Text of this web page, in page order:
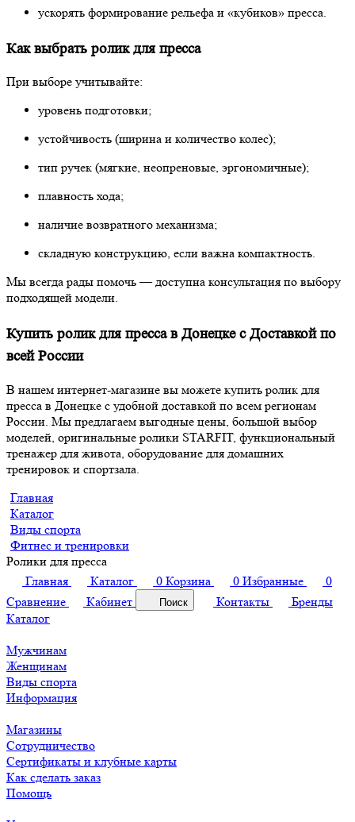
ускорять формирование рельефа и «кубиков» пресса.
Как выбрать ролик для пресса
При выборе учитывайте:
уровень подготовки;
устойчивость (ширина и количество колес);
тип ручек (мягкие, неопреновые, эргономичные);
плавность хода;
наличие возвратного механизма;
складную конструкцию, если важна компактность.
Мы всегда рады помочь — доступна консультация по выбору
подходящей модели.
Купить ролик для пресса в Донецке с Доставкой по
всей России
В нашем интернет-магазине вы можете купить ролик для
пресса в Донецке с удобной доставкой по всем регионам
России. Мы предлагаем выгодные цены, большой выбор
моделей, оригинальные ролики STARFIT, функциональный
тренажер для живота, оборудование для домашних
тренировок и спортзала.
Главная
Каталог
Виды спорта
Фитнес и тренировки
Ролики для пресса
Главная
Каталог 0 Корзина 0 Избранные
0
Сравнение
Кабинет Поиск Контакты
Бренды
Каталог
Мужчинам
Женщинам
Виды спорта
Информация
Магазины
Сотрудничество
Сертификаты и клубные карты
Как сделать заказ
Помощь